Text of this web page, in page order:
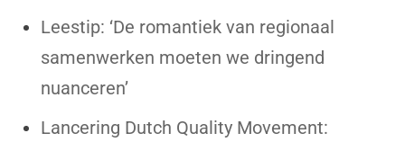
Leestip: ‘De romantiek van regionaal
samenwerken moeten we dringend
nuanceren’
Lancering Dutch Quality Movement: